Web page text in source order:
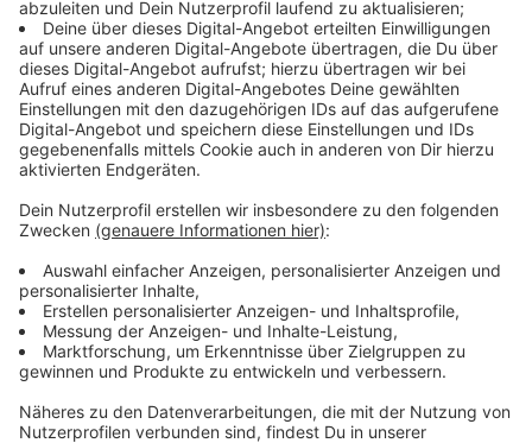
Anzeige
Die Fahrkarte ist in einem Flyer integriert, der von der
jeweiligen Schule an die Eltern und Kinder geschickt
worden ist. Wer keinen Flyer bekomen hat, kann sich
für die Stadt Münster an die Tarifgemeinschaft
Münsterland - Ruhr - Lippe wenden. Der nötigen
Kontakt ist: info@tg-muensterland-ruhrlippe.de.
Anzeige
Nutzung des Tickets
Anzeige